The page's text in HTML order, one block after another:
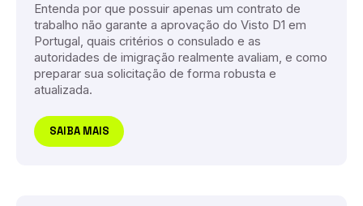
Entenda por que possuir apenas um contrato de
trabalho não garante a aprovação do Visto D1 em
Portugal, quais critérios o consulado e as
autoridades de imigração realmente avaliam, e como
preparar sua solicitação de forma robusta e
atualizada.
SAIBA MAIS